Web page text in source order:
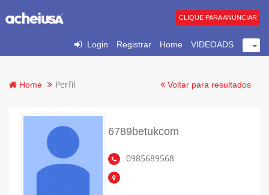
Login Registrar Home VIDEOADS
CLIQUE PARA ANUNCIAR
Home Perfil Voltar para resultados
6789betukcom
0985689568